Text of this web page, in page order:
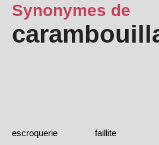
Synonymes de
escroquerie
faillite